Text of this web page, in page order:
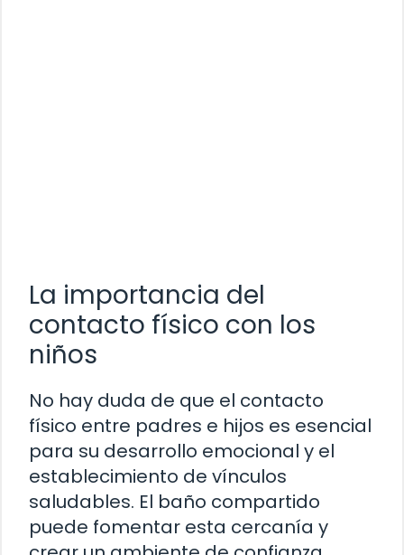
La importancia del
contacto físico con los
niños
No hay duda de que el contacto
físico entre padres e hijos es esencial
para su desarrollo emocional y el
establecimiento de vínculos
saludables. El baño compartido
puede fomentar esta cercanía y